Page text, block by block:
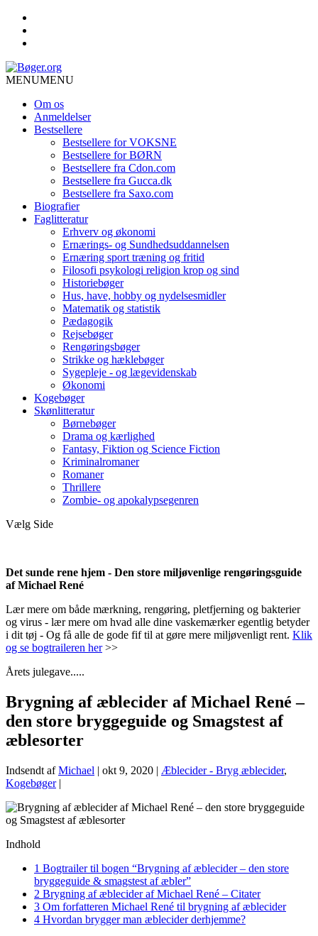
MENUMENU
Om os
Anmeldelser
Bestsellere
Bestsellere for VOKSNE
Bestsellere for BØRN
Bestsellere fra Cdon.com
Bestsellere fra Gucca.dk
Bestsellere fra Saxo.com
Biografier
Faglitteratur
Erhverv og økonomi
Ernærings- og Sundhedsuddannelsen
Ernæring sport træning og fritid
Filosofi psykologi religion krop og sind
Historiebøger
Hus, have, hobby og nydelsesmidler
Matematik og statistik
Pædagogik
Rejsebøger
Rengøringsbøger
Strikke og hæklebøger
Sygepleje - og lægevidenskab
Økonomi
Kogebøger
Skønlitteratur
Børnebøger
Drama og kærlighed
Fantasy, Fiktion og Science Fiction
Kriminalromaner
Romaner
Thrillere
Zombie- og apokalypsegenren
Vælg Side
Det sunde rene hjem - Den store miljøvenlige rengøringsguide
af Michael René
Lær mere om både mærkning, rengøring, pletfjerning og bakterier
og virus - lær mere om hvad alle dine vaskemærker egentlig betyder
i dit tøj - Og få alle de gode fif til at gøre mere miljøvenligt rent. Klik
og se bogtraileren her>>
Årets julegave.....
Brygning af æblecider af Michael René –
den store bryggeguide og Smagstest af
æblesorter
Indsendt afMichael | okt 9, 2020 | Æblecider - Bryg æblecider,
Kogebøger|
Indhold
1 Bogtrailer til bogen “Brygning af æblecider – den store
bryggeguide & smagstest af æbler”
2 Brygning af æblecider af Michael René – Citater
3 Om forfatteren Michael René til brygning af æblecider
4 Hvordan brygger man æblecider derhjemme?